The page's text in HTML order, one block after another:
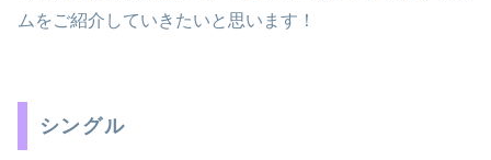
ムをご紹介していきたいと思います！
シングル